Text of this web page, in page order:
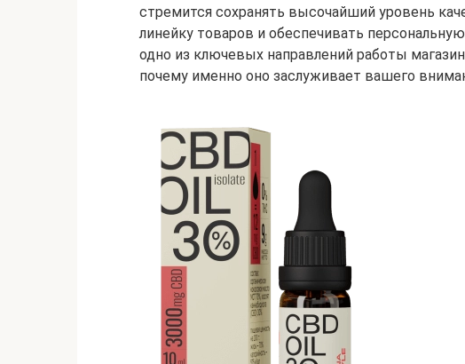
стремится сохранять высочайший уровень
линейку товаров и обеспечивать
одно из ключевых направлений работы
почему именно оно заслуживает вашего